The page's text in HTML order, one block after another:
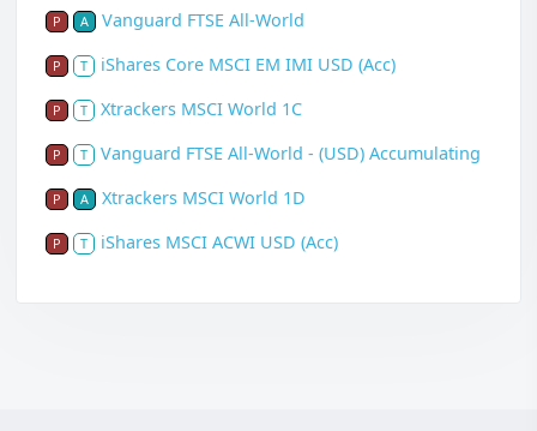
P A Vanguard FTSE All-World
P T iShares Core MSCI EM IMI USD (Acc)
P T Xtrackers MSCI World 1C
P T Vanguard FTSE All-World - (USD) Accumulating
P A Xtrackers MSCI World 1D
P T iShares MSCI ACWI USD (Acc)